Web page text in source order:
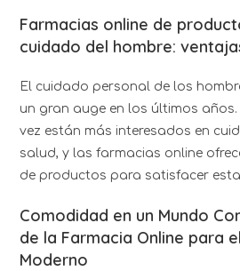
Farmacias online de
cuidado del hombre:
El cuidado personal de los
un gran auge en los últimos
vez están más interesados en
salud, y las farmacias online
de productos para satisfacer
Comodidad en un Mundo
de la Farmacia Online para
Moderno